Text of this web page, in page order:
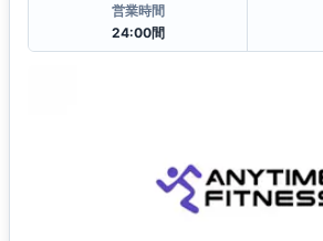
営業時間
24:00間